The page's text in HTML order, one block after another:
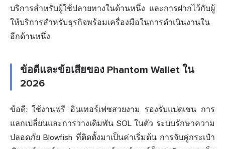
บริการสำหรับผู้ใช้ปลายทางในด้านหนึ่ง และการฝากไว้กับผู้
ให้บริการสำหรับธุรกิจพร้อมเครื่องมือในการดำเนินงานใน
อีกด้านหนึ่ง
ข้อดีและข้อเสียของ Phantom Wallet ใน
2026
ข้อดี: ใช้งานฟรี อินเทอร์เฟซสวยงาม รองรับแปดเชน การ
แลกเปลี่ยนและการวางเดิมพัน SOL ในตัว ระบบรักษาความ
ปลอดภัย Blowfish ที่ติดตั้งมาเป็นค่าเริ่มต้น การจับคู่กระเป๋า